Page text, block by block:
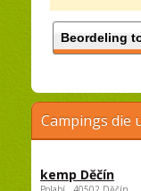
Beordeling
Campings die
kemp Děčín